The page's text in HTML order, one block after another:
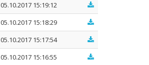
05.10.2017 15:19:12
05.10.2017 15:18:29
05.10.2017 15:17:54
05.10.2017 15:16:55